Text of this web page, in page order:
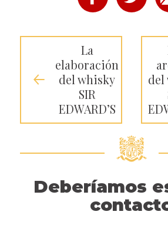
La
elaboración
del whisky
SIR
EDWARD’S
del
Deberíamos